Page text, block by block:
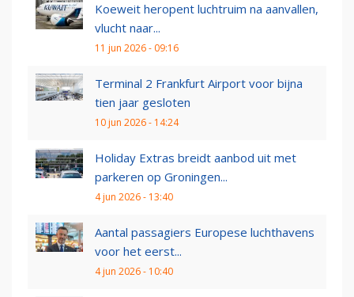
Koeweit heropent luchtruim na aanvallen,
vlucht naar...
11 jun 2026 - 09:16
Terminal 2 Frankfurt Airport voor bijna
tien jaar gesloten
10 jun 2026 - 14:24
Holiday Extras breidt aanbod uit met
parkeren op Groningen...
4 jun 2026 - 13:40
Aantal passagiers Europese luchthavens
voor het eerst...
4 jun 2026 - 10:40